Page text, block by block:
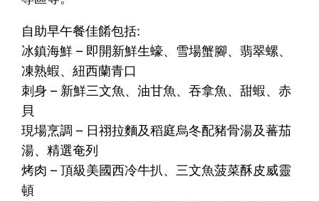
自助早午餐佳餚包括:
冰鎮海鮮 – 即開新鮮生蠔、雪場蟹腳、翡翠螺、
凍熟蝦、紐西蘭青口
刺身 – 新鮮三文魚、油甘魚、吞拿魚、甜蝦、赤
貝
現場烹調 – 日祤拉麵及稻庭烏冬配豬骨湯及蕃茄
湯、精選奄列
烤肉 – 頂級美國西冷牛扒、三文魚菠菜酥皮威靈
頓